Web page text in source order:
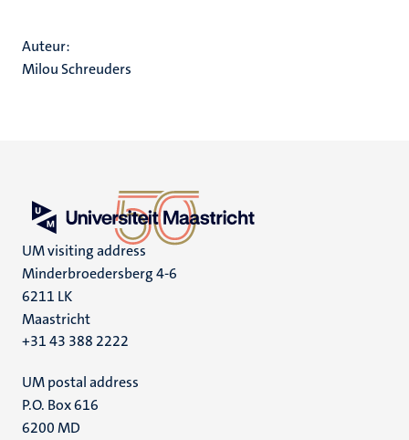
Auteur:
Milou Schreuders
UM visiting address
Minderbroedersberg 4-6
6211 LK
Maastricht
+31 43 388 2222
UM postal address
P.O. Box 616
6200 MD